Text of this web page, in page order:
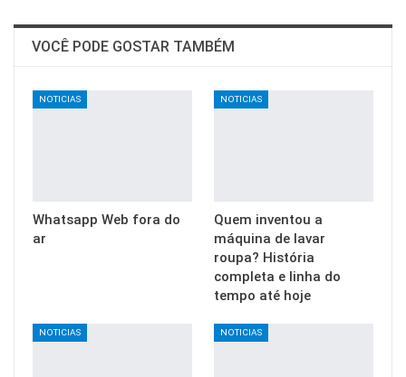
VOCÊ PODE GOSTAR TAMBÉM
NOTICIAS
Whatsapp Web fora do
ar
NOTICIAS
Quem inventou a
máquina de lavar
roupa? História
completa e linha do
tempo até hoje
NOTICIAS NOTICIAS